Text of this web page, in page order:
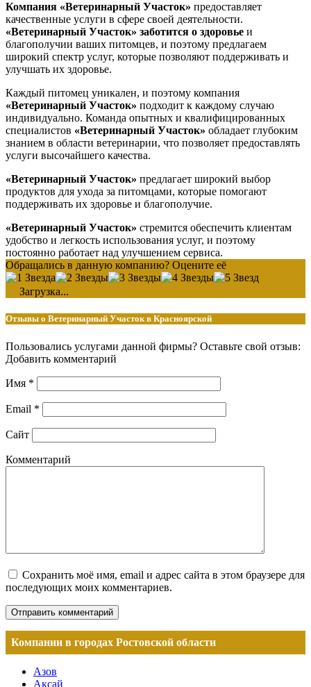
Компания «Ветеринарный Участок» предоставляет
качественные услуги в сфере своей деятельности.
«Ветеринарный Участок» заботится о здоровье и
благополучии ваших питомцев, и поэтому предлагаем
широкий спектр услуг, которые позволяют поддерживать и
улучшать их здоровье.
Каждый питомец уникален, и поэтому компания
«Ветеринарный Участок» подходит к каждому случаю
индивидуально. Команда опытных и квалифицированных
специалистов «Ветеринарный Участок» обладает глубоким
знанием в области ветеринарии, что позволяет предоставлять
услуги высочайшего качества.
«Ветеринарный Участок» предлагает широкий выбор
продуктов для ухода за питомцами, которые помогают
поддерживать их здоровье и благополучие.
«Ветеринарный Участок» стремится обеспечить клиентам
удобство и легкость использования услуг, и поэтому
постоянно работает над улучшением сервиса.
Обращались в данную компанию? Оцените её
Загрузка...
Отзывы о Ветеринарный Участок в Красноярской
Пользовались услугами данной фирмы? Оставьте свой отзыв:
Добавить комментарий
Имя *
Email *
Сайт
Комментарий
Сохранить моё имя, email и адрес сайта в этом браузере для
последующих моих комментариев.
Компании в городах Ростовской области
Азов
Аксай